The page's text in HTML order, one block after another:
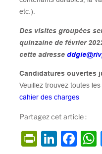
etc.).
Des visites groupées
quinzaine de février
cette adresse
Candidatures ouvertes
Veuillez trouvez toutes
cahier des charges
Partagez cet article :
P
Li F